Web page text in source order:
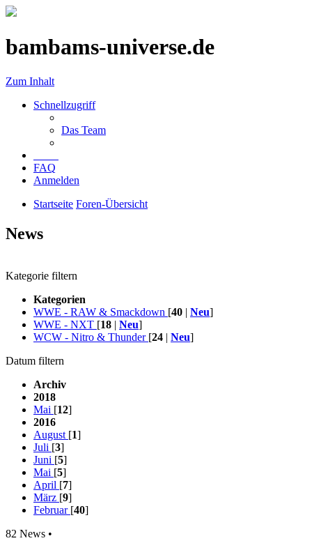
bambams-universe.de
Zum Inhalt
Schnellzugriff
Das Team
FAQ
Anmelden
Startseite Foren-Übersicht
News
Kategorie filtern
Kategorien
WWE - RAW & Smackdown [40 | Neu]
WWE - NXT [18 | Neu]
WCW - Nitro & Thunder [24 | Neu]
Datum filtern
Archiv
2018
Mai [12]
2016
August [1]
Juli [3]
Juni [5]
Mai [5]
April [7]
März [9]
Februar [40]
82 News •